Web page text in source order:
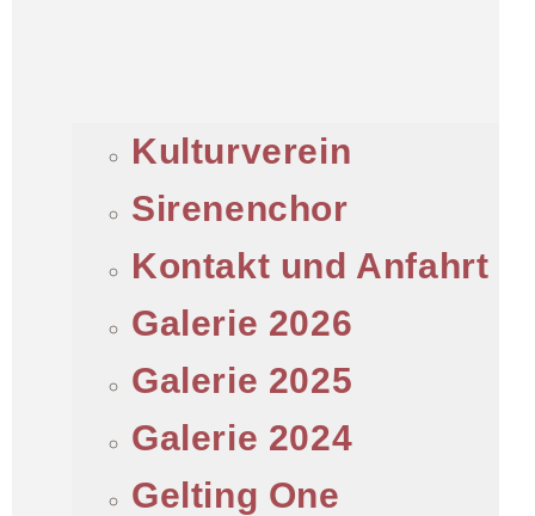
Kulturverein
Sirenenchor
Kontakt und Anfahrt
Galerie 2026
Galerie 2025
Galerie 2024
Gelting One